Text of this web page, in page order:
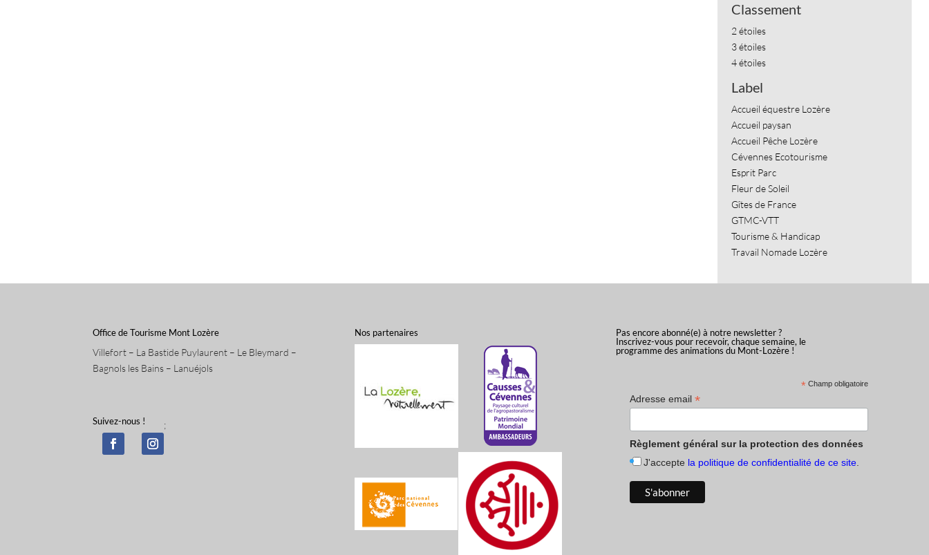
Classement
2 étoiles
3 étoiles
4 étoiles
Label
Accueil équestre Lozère
Accueil paysan
Accueil Pêche Lozère
Cévennes Ecotourisme
Esprit Parc
Fleur de Soleil
Gîtes de France
GTMC-VTT
Tourisme & Handicap
Travail Nomade Lozère
Office de Tourisme Mont Lozère
Villefort – La Bastide Puylaurent – Le Bleymard –
Bagnols les Bains – Lanuéjols
Suivez-nous ! ;
Nos partenaires
Pas encore abonné(e) à notre newsletter ?
Inscrivez-vous pour recevoir, chaque semaine, le
programme des animations du Mont-Lozère !
* Champ obligatoire
Adresse email *
Règlement général sur la protection des données
J'accepte la politique de confidentialité de ce site.